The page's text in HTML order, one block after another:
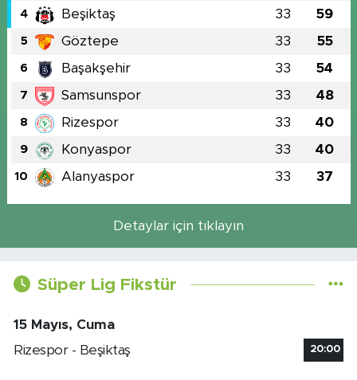
4 Beşiktaş 33 59
5 Göztepe 33 55
6 Başakşehir 33 54
7 Samsunspor 33 48
8 Rizespor 33 40
9 Konyaspor 33 40
10 Alanyaspor 33 37
Detaylar için tıklayın
Süper Lig Fikstür
15 Mayıs, Cuma
Rizespor - Beşiktaş
20:00